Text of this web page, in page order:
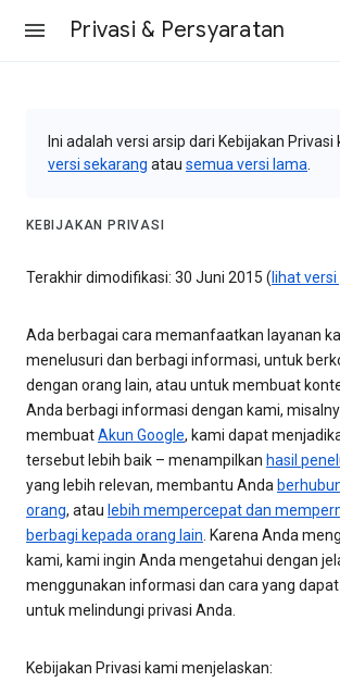
Privasi & Persyaratan
Ini adalah versi arsip dari Kebijakan Privasi
versi sekarang atau semua versi lama
KEBIJAKAN PRIVASI
Terakhir dimodifikasi: 30 Juni 2015 ( lihat
Ada berbagai cara memanfaatkan layanan
menelusuri dan berbagi informasi, untuk
dengan orang lain, atau untuk membuat
Anda berbagi informasi dengan kami,
membuatAkun Google, kami dapat
tersebut lebih baik – menampilkan hasil
yang lebih relevan, membantu Anda
orang, atau lebih mempercepat dan
berbagi kepada orang lain. Karena Anda
kami, kami ingin Anda mengetahui dengan
menggunakan informasi dan cara yang
untuk melindungi privasi Anda.
Kebijakan Privasi kami menjelaskan: